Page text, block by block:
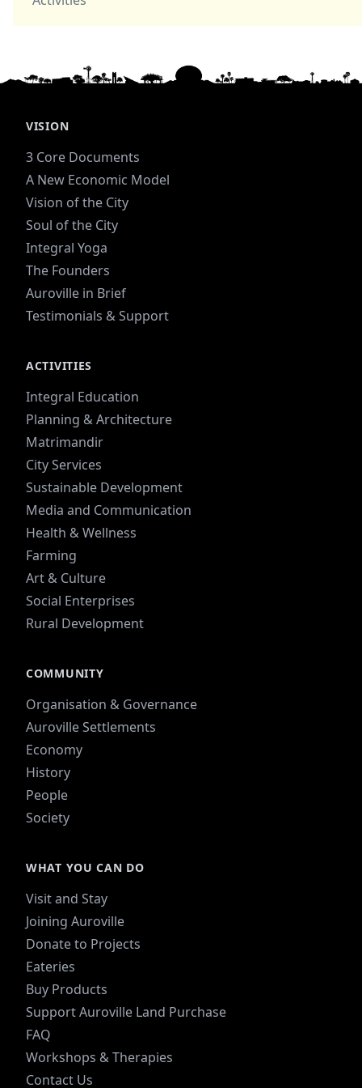
VISION
3 Core Documents
A New Economic Model
Vision of the City
Soul of the City
Integral Yoga
The Founders
Auroville in Brief
Testimonials & Support
ACTIVITIES
Integral Education
Planning & Architecture
Matrimandir
City Services
Sustainable Development
Media and Communication
Health & Wellness
Farming
Art & Culture
Social Enterprises
Rural Development
COMMUNITY
Organisation & Governance
Auroville Settlements
Economy
History
People
Society
WHAT YOU CAN DO
Visit and Stay
Joining Auroville
Donate to Projects
Eateries
Buy Products
Support Auroville Land Purchase
FAQ
Workshops & Therapies
Contact Us